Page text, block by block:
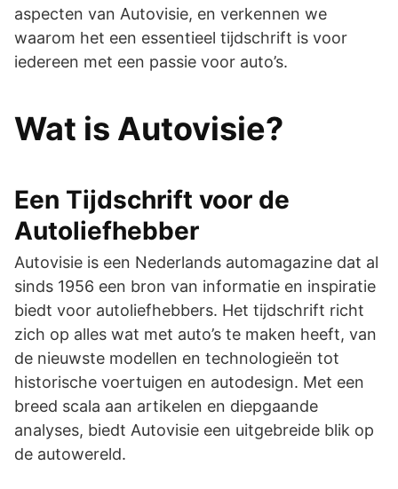
aspecten van Autovisie, en verkennen we
waarom het een essentieel tijdschrift is voor
iedereen met een passie voor auto’s.
Wat is Autovisie?
Een Tijdschrift voor de
Autoliefhebber
Autovisie is een Nederlands automagazine dat al
sinds 1956 een bron van informatie en inspiratie
biedt voor autoliefhebbers. Het tijdschrift richt
zich op alles wat met auto’s te maken heeft, van
de nieuwste modellen en technologieën tot
historische voertuigen en autodesign. Met een
breed scala aan artikelen en diepgaande
analyses, biedt Autovisie een uitgebreide blik op
de autowereld.